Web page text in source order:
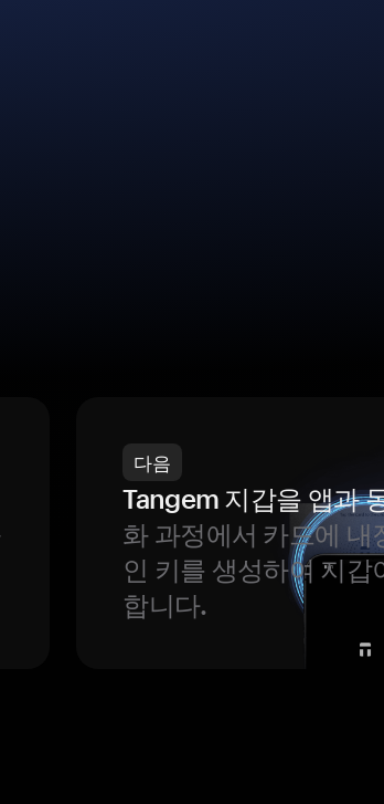
다음
Tangem 지갑을 앱과
화 과정에서 카드에 내
인 키를 생성하여 지갑
합니다.